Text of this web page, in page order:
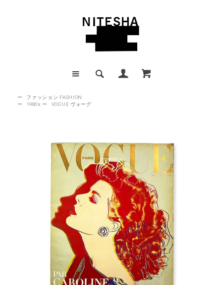
ー
ファッション FASHION
ー
1980s ー VOGUE ヴォーグ